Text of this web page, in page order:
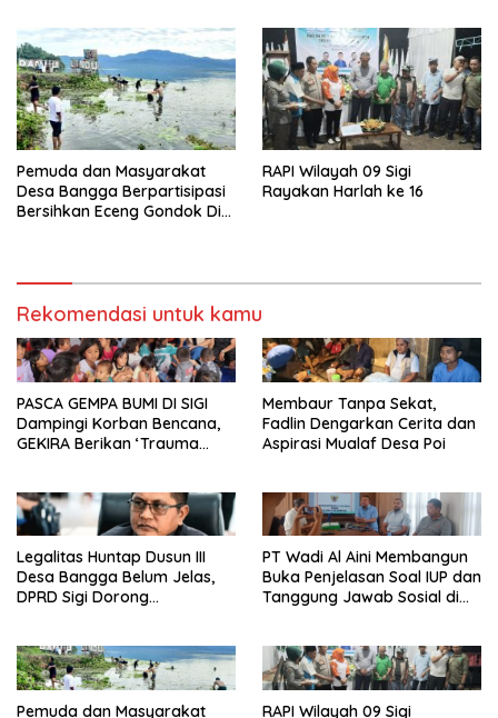
Pemuda dan Masyarakat
Desa Bangga Berpartisipasi
Bersihkan Eceng Gondok Di
RAPI Wilayah 09 Sigi
Rayakan Harlah ke 16
Rekomendasi untuk kamu
PASCA GEMPA BUMI DI SIGI
Dampingi Korban Bencana,
GEKIRA Berikan ‘Trauma
Membaur Tanpa Sekat,
Fadlin Dengarkan Cerita dan
Aspirasi Mualaf Desa Poi
Legalitas Huntap Dusun III
Desa Bangga Belum Jelas,
DPRD Sigi Dorong
PT Wadi Al Aini Membangun
Buka Penjelasan Soal IUP dan
Tanggung Jawab Sosial di
Pemuda dan Masyarakat RAPI Wilayah 09 Sigi